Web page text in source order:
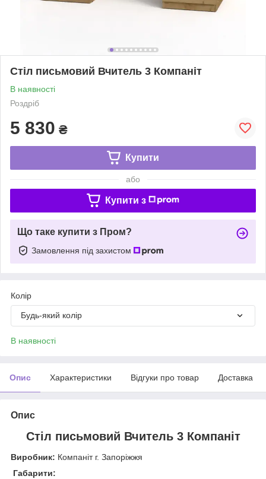
Стіл письмовий Вчитель 3 Компаніт
В наявності
Роздріб
5 830 ₴
Купити
або
Купити з
Що таке купити з Пром?
Замовлення під захистом
Колір
Будь-який колір
В наявності
Опис Характеристики Відгуки про товар Доставка
Опис
Стіл письмовий Вчитель 3 Компаніт
Виробник: Компаніт г. Запоріжжя
Габарити: